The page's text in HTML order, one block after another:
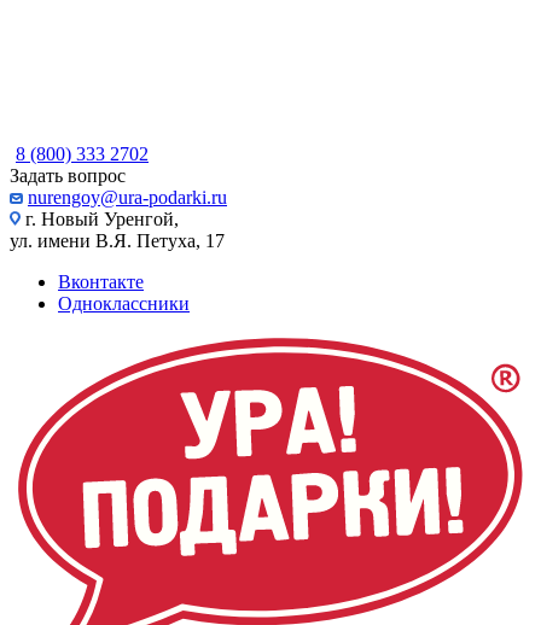
8 (800) 333 2702
Задать вопрос
nurengoy@ura-podarki.ru
г. Новый Уренгой,
ул. имени В.Я. Петуха, 17
Вконтакте
Одноклассники